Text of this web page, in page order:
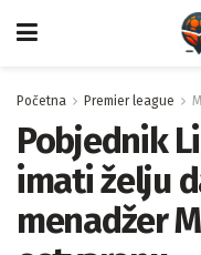
Početna Premier league
Pobjednik
imati želju
menadžer